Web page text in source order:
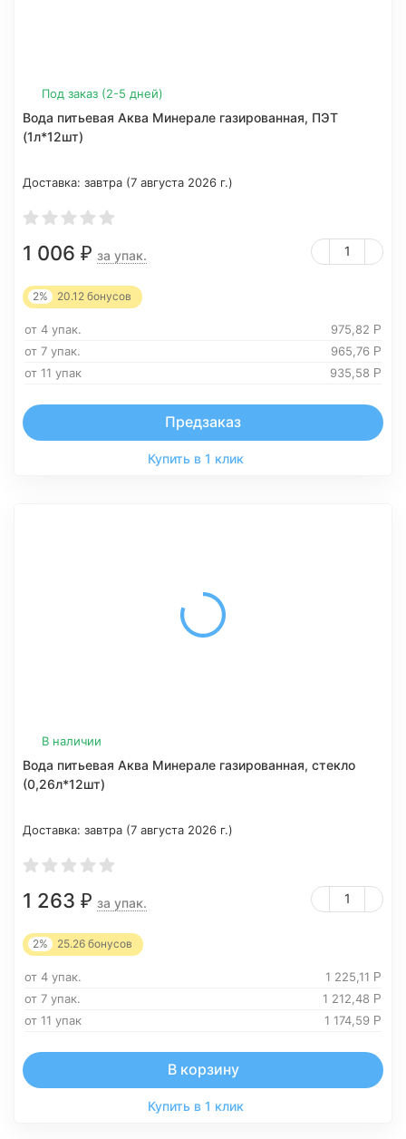
Под заказ (2-5 дней)
Вода питьевая Аква Минерале газированная, ПЭТ
(1л*12шт)
Доставка: завтра (7 августа 2026 г.)
1 006 ₽ за упак.
2% 20.12 бонусов
от 4 упак. 975,82 Р
от 7 упак. 965,76 Р
от 11 упак 935,58 Р
Предзаказ
Купить в 1 клик
В наличии
Вода питьевая Аква Минерале газированная, стекло
(0,26л*12шт)
Доставка: завтра (7 августа 2026 г.)
1 263 ₽ за упак.
2% 25.26 бонусов
от 4 упак. 1 225,11 Р
от 7 упак. 1 212,48 Р
от 11 упак 1 174,59 Р
В корзину
Купить в 1 клик